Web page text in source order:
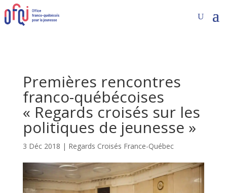
Premières rencontres
franco-québécoises
« Regards croisés sur les
politiques de jeunesse »
3 Déc 2018 | Regards Croisés France-Québec